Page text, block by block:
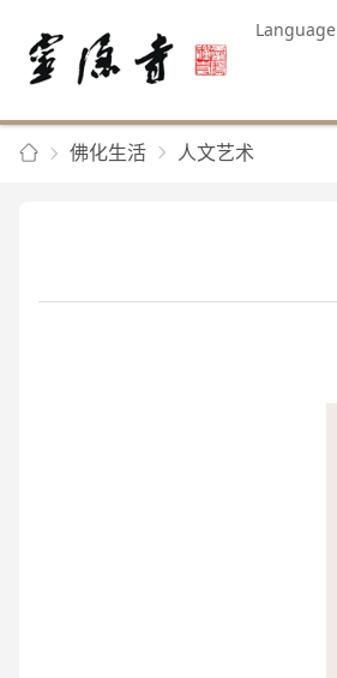
Language
佛化生活 人文艺术